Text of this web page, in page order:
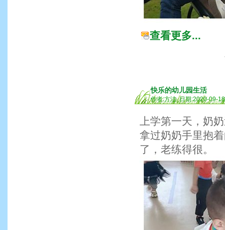
查看更多...
快乐的幼儿园生活
作者:方洁 日期:2020-09-18
上学第一天，奶
拿过奶奶手里抱
了，老练得很。